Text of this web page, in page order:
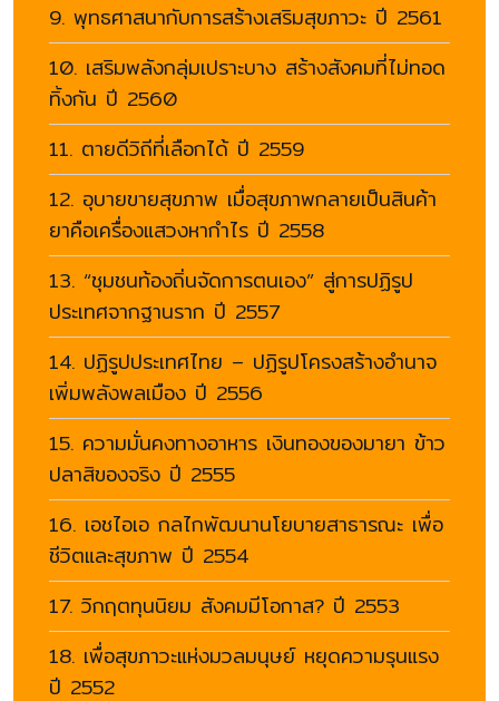
9. พุทธศาสนากับการสร้างเสริมสุขภาวะ ปี 2561
10. เสริมพลังกลุ่มเปราะบาง สร้างสังคมที่ไม่ทอด
ทิ้งกัน ปี 2560
11. ตายดีวิถีที่เลือกได้ ปี 2559
12. อุบายขายสุขภาพ เมื่อสุขภาพกลายเป็นสินค้า
ยาคือเครื่องแสวงหากำไร ปี 2558
13. “ชุมชนท้องถิ่นจัดการตนเอง” สู่การปฏิรูป
ประเทศจากฐานราก ปี 2557
14. ปฏิรูปประเทศไทย – ปฏิรูปโครงสร้างอำนาจ
เพิ่มพลังพลเมือง ปี 2556
15. ความมั่นคงทางอาหาร เงินทองของมายา ข้าว
ปลาสิของจริง ปี 2555
16. เอชไอเอ กลไกพัฒนานโยบายสาธารณะ เพื่อ
ชีวิตและสุขภาพ ปี 2554
17. วิกฤตทุนนิยม สังคมมีโอกาส? ปี 2553
18. เพื่อสุขภาวะแห่งมวลมนุษย์ หยุดความรุนแรง
ปี 2552